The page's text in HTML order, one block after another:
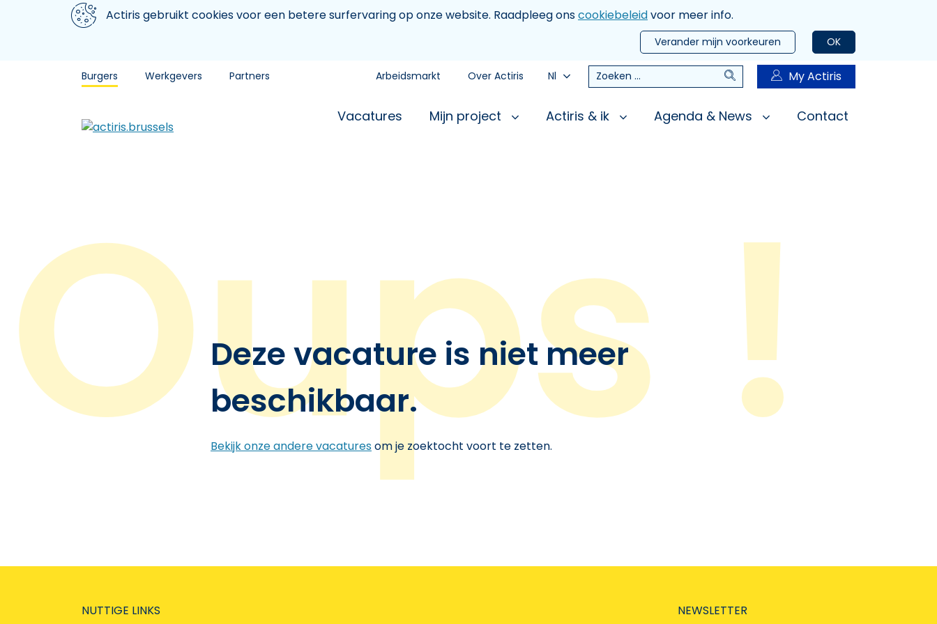
Aller au contenu principal
We gebruiken cookiesActiris gebruikt cookies voor een betere surfervaring op onze website. Raadpleeg onscookiebeleidvoor meer info.
OK
Verander mijn voorkeuren
Burgers Werkgevers Partners Arbeidsmarkt Over Actiris Nl Zoeken Zoeken My Actiris
Vacatures Mijn project Actiris & ik Agenda & News Contact
Deze vacature is niet meer
beschikbaar.
Bekijk onze andere vacaturesom je zoektocht voort te zetten.
NUTTIGE LINKS NEWSLETTER